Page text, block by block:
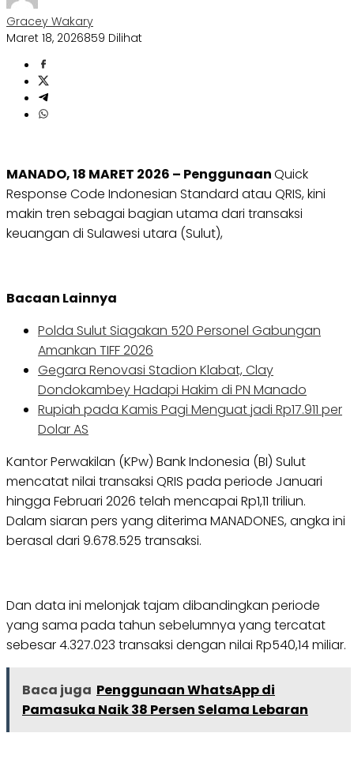
Gracey Wakary
Maret 18, 2026859 Dilihat
MANADO, 18 MARET 2026 – PenggunaanQuick
Response Code Indonesian Standard atau QRIS, kini
makin tren sebagai bagian utama dari transaksi
keuangan di Sulawesi utara (Sulut),
Bacaan Lainnya
Polda Sulut Siagakan 520 Personel Gabungan
Amankan TIFF 2026
Gegara Renovasi Stadion Klabat, Clay
Dondokambey Hadapi Hakim di PN Manado
Rupiah pada Kamis Pagi Menguat jadi Rp17.911 per
Dolar AS
Kantor Perwakilan (KPw) Bank Indonesia (BI) Sulut
mencatat nilai transaksi QRIS pada periode Januari
hingga Februari 2026 telah mencapai Rp1,11 triliun.
Dalam siaran pers yang diterima MANADONES, angka ini
berasal dari 9.678.525 transaksi.
Dan data ini melonjak tajam dibandingkan periode
yang sama pada tahun sebelumnya yang tercatat
sebesar 4.327.023 transaksi dengan nilai Rp540,14 miliar.
Baca juga Penggunaan WhatsApp di
Pamasuka Naik 38 Persen Selama Lebaran